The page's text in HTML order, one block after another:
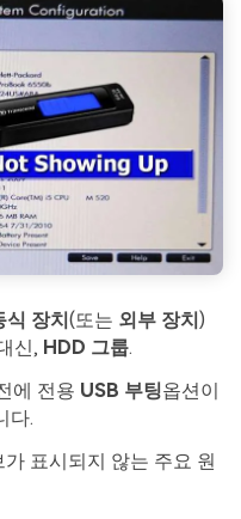
식 장치(또는 외부 장치)
신, HDD 그룹.
에 전용 USB 부팅옵션이
다.
표시되지 않는 주요 원